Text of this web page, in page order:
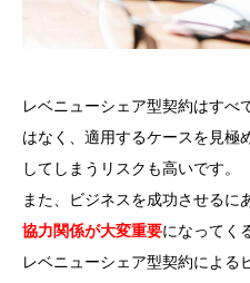
レベニューシェア型契約はすべ
はなく、適用するケースを見極
してしまうリスクも高いです。
また、ビジネスを成功させるに
協力関係が大変重要になってく
レベニューシェア型契約による